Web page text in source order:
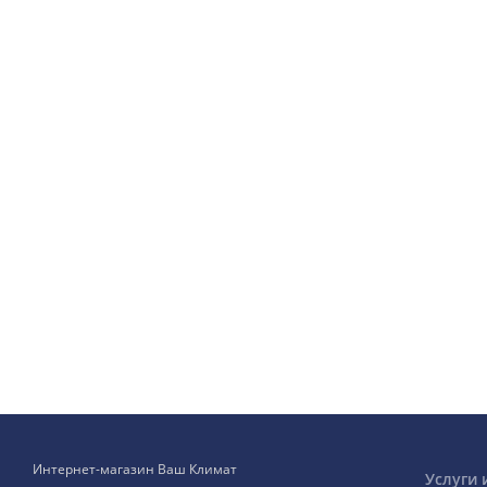
Интернет-магазин Ваш Климат Услуги